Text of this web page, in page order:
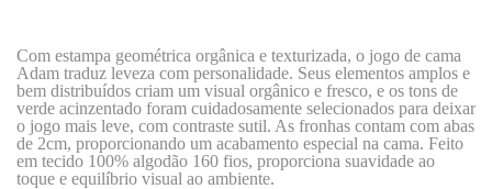
Com estampa geométrica orgânica e texturizada, o jogo de cama
Adam traduz leveza com personalidade. Seus elementos amplos e
bem distribuídos criam um visual orgânico e fresco, e os tons de
verde acinzentado foram cuidadosamente selecionados para deixar
o jogo mais leve, com contraste sutil. As fronhas contam com abas
de 2cm, proporcionando um acabamento especial na cama. Feito
em tecido 100% algodão 160 fios, proporciona suavidade ao
toque e equilíbrio visual ao ambiente.